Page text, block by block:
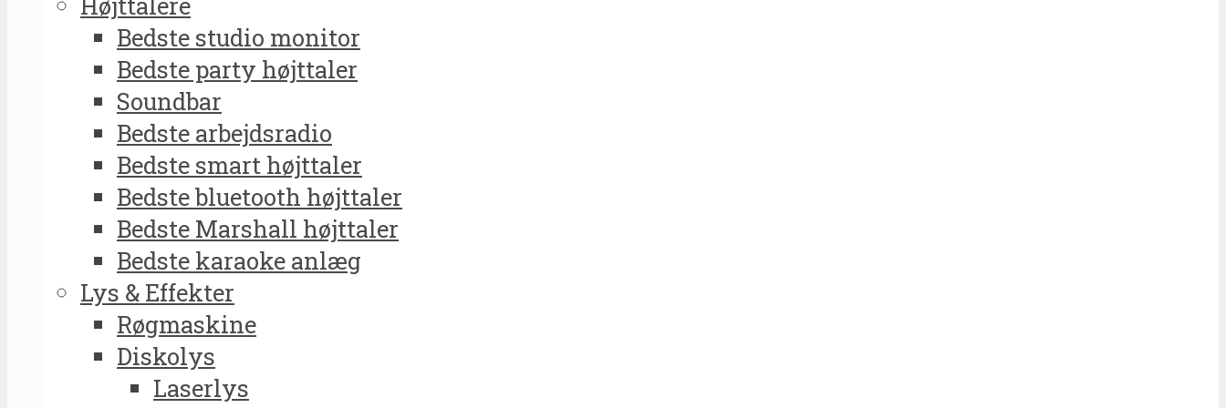
Bedste studio monitor
Bedste party højttaler
Soundbar
Bedste arbejdsradio
Bedste smart højttaler
Bedste bluetooth højttaler
Bedste Marshall højttaler
Bedste karaoke anlæg
Lys & Effekter
Røgmaskine
Diskolys
Laserlys